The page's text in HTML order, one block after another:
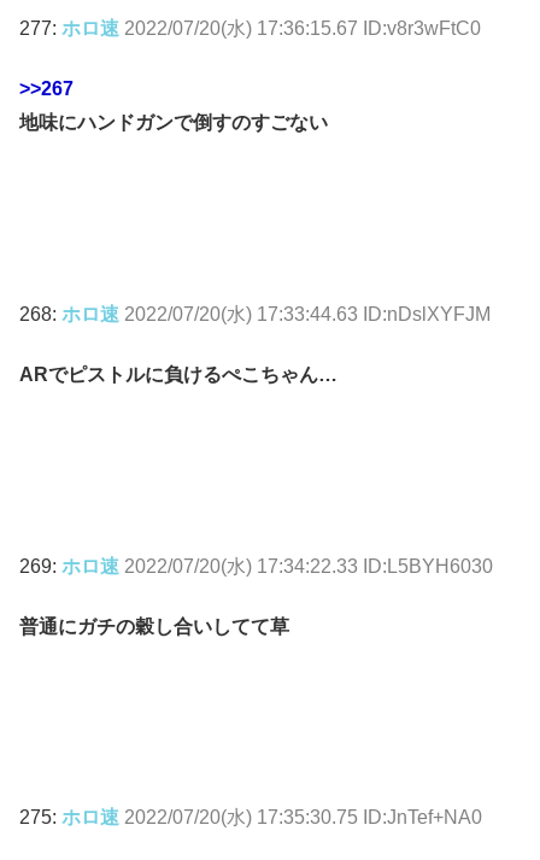
277: ホロ速 2022/07/20(水) 17:36:15.67 ID:v8r3wFtC0
>>267
地味にハンドガンで倒すのすごない
268: ホロ速 2022/07/20(水) 17:33:44.63 ID:nDslXYFJM
ARでピストルに負けるぺこちゃん…
269: ホロ速 2022/07/20(水) 17:34:22.33 ID:L5BYH6030
普通にガチの穀し合いしてて草
275: ホロ速 2022/07/20(水) 17:35:30.75 ID:JnTef+NA0